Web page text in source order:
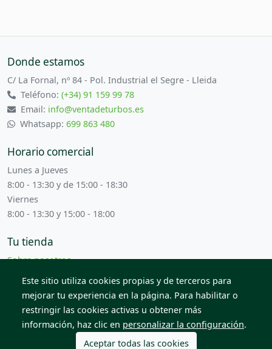
Donde estamos
C/ La Fornal, nº 84 - Pol. Industrial el Segre - Lleida
Teléfono:(+34) 91 159 99 78
Email: info@ventadeturbos.es
Whatsapp: 699 863 480
Horario comercial
Lunes a Jueves
8:00 - 13:30 y de 15:00 - 18:30
Viernes
8:00 - 13:30 y 15:00 - 18:00
Tu tienda
Sobre nosotros
Términos y condiciones
Contacta con nosotros
© 2026 Todos los derechos reservados. Venta de Piezas
2012 S.L.
Este sitio utiliza cookies propias y de terceros para
mejorar tu experiencia en la página. Para habilitar o
restringir las cookies activas u obtener más
información, haz clic en personalizar la configuración.
Aceptar todas las cookies